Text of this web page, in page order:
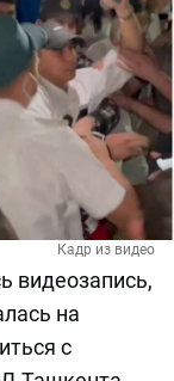
Кадр из видео
видеозапись,
на
с